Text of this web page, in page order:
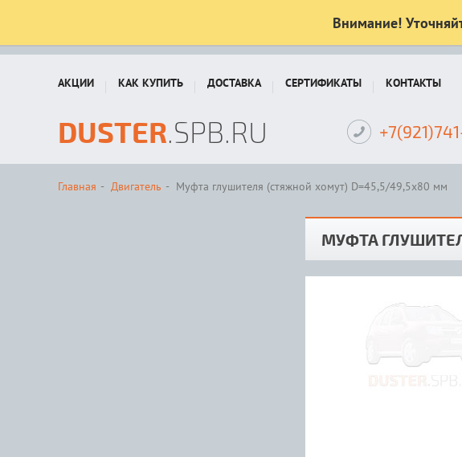
Внимание!
АКЦИИ КАК КУПИТЬ ДОСТАВКА СЕРТИФИКАТЫ КОНТАКТЫ
DUSTER.SPB.RU
Главная Двигатель Муфта глушителя (стяжной хомут) D=45,5/49,5x80 мм
МУФТА